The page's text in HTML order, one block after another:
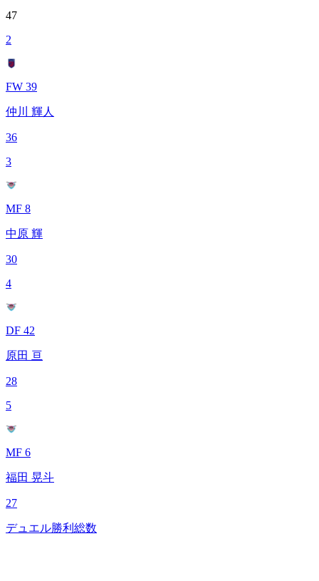
47
2
FW 39
仲川 輝人
36
3
MF 8
中原 輝
30
4
DF 42
原田 亘
28
5
MF 6
福田 晃斗
27
デュエル勝利総数